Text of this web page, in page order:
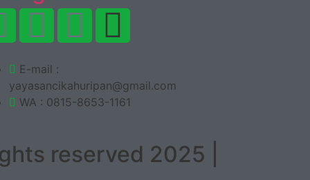
E-mail :
yayasancikahuripan@gmail.com
WA : 0815-8653-1161
reserved 2025 |